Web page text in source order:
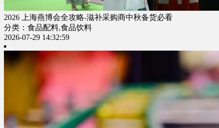
2026 上海燕博会全攻略-滋补采购商中秋备货必看
分类：食品配料,食品饮料
2026-07-29 14:32:59